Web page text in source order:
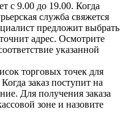
с 9.00 до 19.00. Когда
служба свяжется
предложит выбрать
адрес. Осмотрите
указанной
торговых точек для
заказ поступит на
Для получения заказа
зоне и назовите